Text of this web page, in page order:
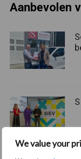
We value your
Aanbevolen